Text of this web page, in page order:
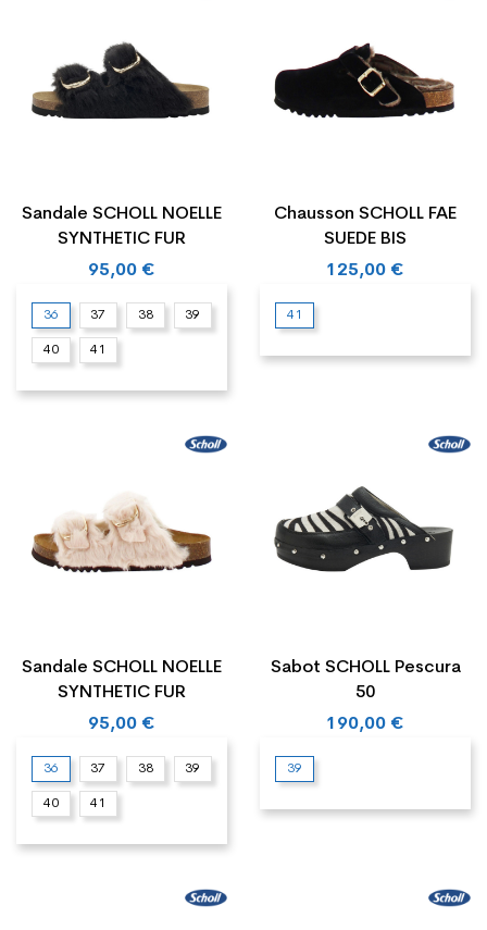
Sandale SCHOLL NOELLE
SYNTHETIC FUR
95,00 €
36 37 38 39
40 41
Chausson SCHOLL FAE
SUEDE BIS
125,00 €
41
Sandale SCHOLL NOELLE
SYNTHETIC FUR
95,00 €
36 37 38 39
40 41
Sabot SCHOLL Pescura
50
190,00 €
39